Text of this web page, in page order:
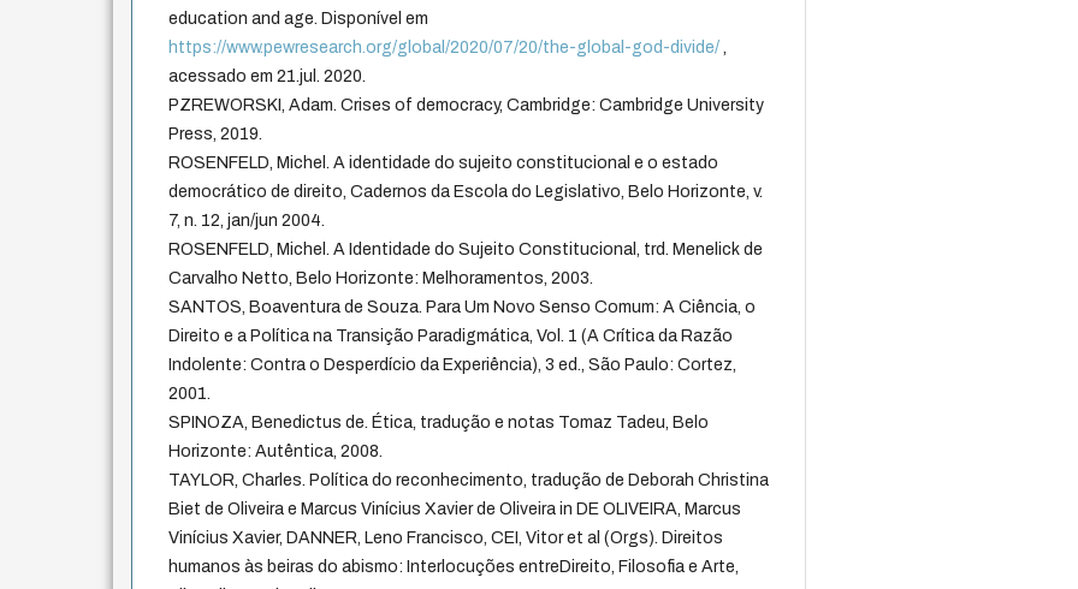
education and age. Disponível em
https://www.pewresearch.org/global/2020/07/20/the-global-god-divide/
acessado em 21.jul. 2020.
PZREWORSKI, Adam. Crises of democracy, Cambridge: Cambridge University
Press, 2019.
ROSENFELD, Michel. A identidade do sujeito constitucional e o estado
democrático de direito, Cadernos da Escola do Legislativo, Belo Horizonte, v.
7, n. 12, jan/jun 2004.
ROSENFELD, Michel. A Identidade do Sujeito Constitucional, trd. Menelick de
Carvalho Netto, Belo Horizonte: Melhoramentos, 2003.
SANTOS, Boaventura de Souza. Para Um Novo Senso Comum: A Ciência, o
Direito e a Política na Transição Paradigmática, Vol. 1 (A Crítica da Razão
Indolente: Contra o Desperdício da Experiência), 3 ed., São Paulo: Cortez,
2001.
SPINOZA, Benedictus de. Ética, tradução e notas Tomaz Tadeu, Belo
Horizonte: Autêntica, 2008.
TAYLOR, Charles. Política do reconhecimento, tradução de Deborah Christina
Biet de Oliveira e Marcus Vinícius Xavier de Oliveira in DE OLIVEIRA, Marcus
Vinícius Xavier, DANNER, Leno Francisco, CEI, Vitor et al (Orgs). Direitos
humanos às beiras do abismo: Interlocuções entreDireito, Filosofia e Arte,